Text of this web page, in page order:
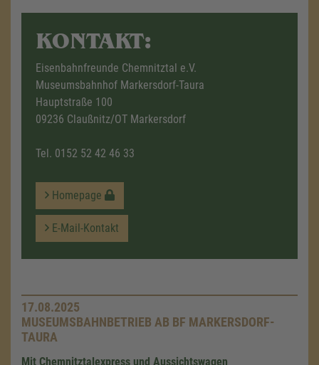
KONTAKT:
Eisenbahnfreunde Chemnitztal e.V.
Museumsbahnhof Markersdorf-Taura
Hauptstraße 100
09236 Claußnitz/OT Markersdorf
Tel. 0152 52 42 46 33
Homepage
E-Mail-Kontakt
17.08.2025
MUSEUMSBAHNBETRIEB AB BF MARKERSDORF-
TAURA
Mit Chemnitztalexpress und Aussichtswagen